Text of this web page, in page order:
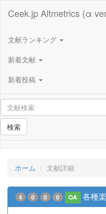
Ceek.jp Altmetrics (α
文献ランキング
新着文献
新着投稿
検索
ホーム 文献詳細
4 0 0 0 OA 各種